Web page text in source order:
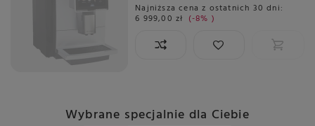
Najniższa cena z ostatnich 30 dni:
6 999,00 zł -8%
Wybrane specjalnie dla Ciebie